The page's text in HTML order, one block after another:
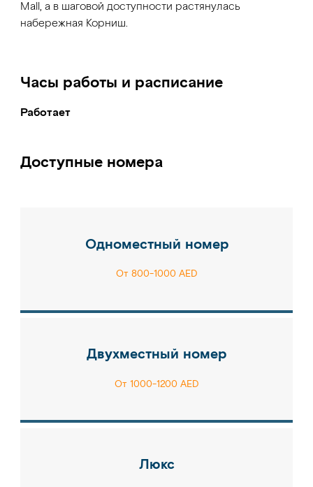
Mall, а в шаговой доступности растянулась
набережная Корниш.
Часы работы и расписание
Работает
Доступные номера
Одноместный номер
От 800-1000 AED
Двухместный номер
От 1000-1200 AED
Люкс